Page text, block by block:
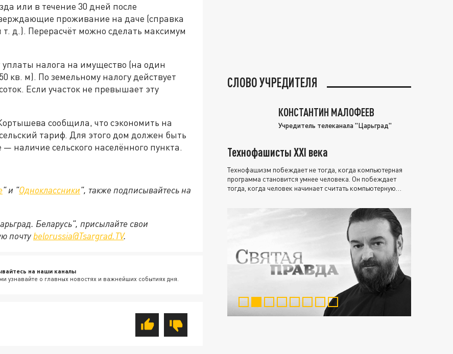
или в течение 30 дней после
проживание на даче (справка
д.). Перерасчёт можно сделать максимум
налога на имущество (на один
кв. м). По земельному налогу действует
Если участок не превышает эту
сообщила, что сэкономить на
тариф. Для этого дом должен быть
наличие сельского населённого пункта.
" и "Одноклассники", также подписывайтесь на
Беларусь", присылайте свои
почту belorussia@Tsargrad.TV.
на наши каналы
узнавайте о главных новостях и важнейших событиях дня.
СЛОВО УЧРЕДИТЕЛЯ
КОНСТАНТИН МАЛОФЕЕВ
Учредитель телеканала "Царьград"
Технофашисты XXI века
Технофашизм побеждает не тогда, когда компьютерная
программа становится умнее человека. Он побеждает
тогда, когда человек начинает считать компьютерную